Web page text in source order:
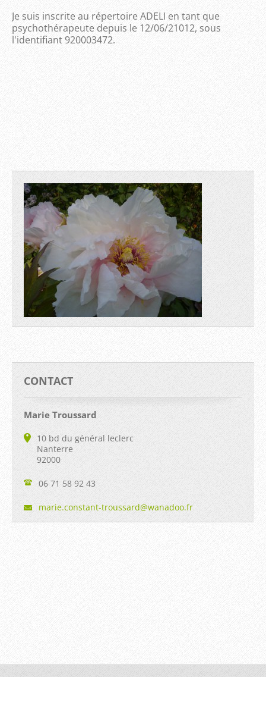
Je suis inscrite au répertoire ADELI en tant que
psychothérapeute depuis le 12/06/21012, sous
l'identifiant 920003472.
CONTACT
Marie Troussard
10 bd du général leclerc
Nanterre
92000
06 71 58 92 43
marie.constant-troussard@wanadoo.fr